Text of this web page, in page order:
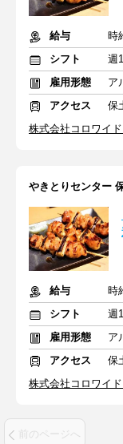
給与
時
シフト
雇用形態
ア
アクセス
保
株式会社コロワイ
やきとりセンター
給与
時
シフト
雇用形態
ア
アクセス
保
株式会社コロワイ
前のページへ